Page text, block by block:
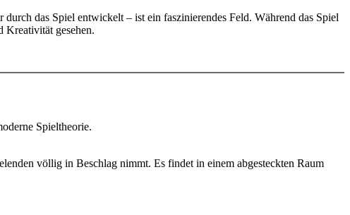
das Spiel entwickelt – ist ein faszinierendes Feld. Während das Spiel
Kreativität gesehen.
Spieltheorie.
völlig in Beschlag nimmt. Es findet in einem abgesteckten Raum